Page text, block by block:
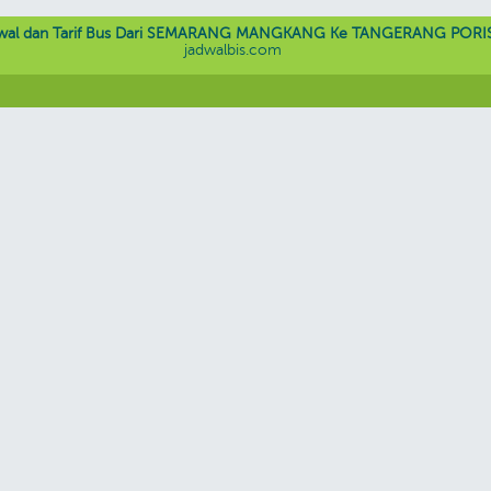
dan Tarif Bus Dari SEMARANG MANGKANG Ke TANGERANG
jadwalbis.com